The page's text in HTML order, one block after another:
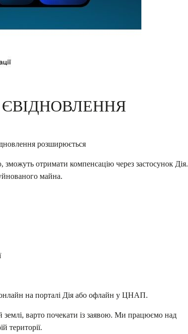
розширюється
зможуть отримати компенсацію через застосунок Дія.
майна.
на порталі Дія або офлайн у ЦНАП.
варто почекати із заявою. Ми працюємо над
території.